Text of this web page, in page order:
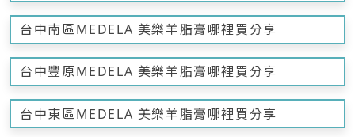
台中南區MEDELA 美樂羊脂膏哪裡買分享
台中豐原MEDELA 美樂羊脂膏哪裡買分享
台中東區MEDELA 美樂羊脂膏哪裡買分享